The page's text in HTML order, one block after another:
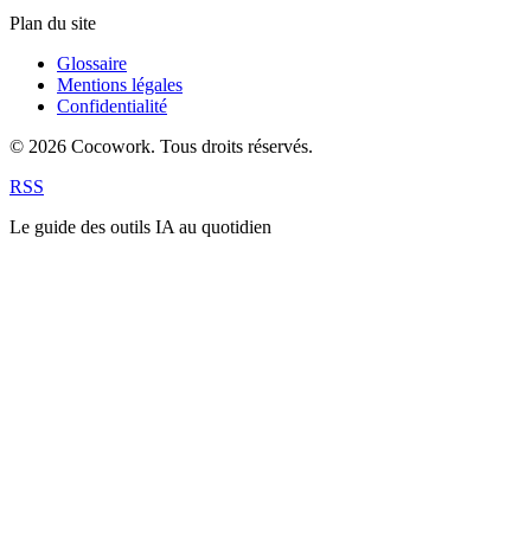
Plan du site
Glossaire
Mentions légales
Confidentialité
© 2026 Cocowork. Tous droits réservés.
RSS
Le guide des outils IA au quotidien